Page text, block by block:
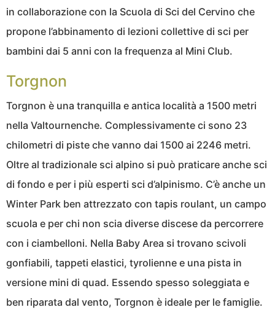
in collaborazione con la Scuola di Sci del Cervino che
propone l’abbinamento di lezioni collettive di sci per
bambini dai 5 anni con la frequenza al Mini Club.
Torgnon
Torgnon è una tranquilla e antica località a 1500 metri
nella Valtournenche. Complessivamente ci sono 23
chilometri di piste che vanno dai 1500 ai 2246 metri.
Oltre al tradizionale sci alpino si può praticare anche sci
di fondo e per i più esperti sci d’alpinismo. C’è anche un
Winter Park ben attrezzato con tapis roulant, un campo
scuola e per chi non scia diverse discese da percorrere
con i ciambelloni. Nella Baby Area si trovano scivoli
gonfiabili, tappeti elastici, tyrolienne e una pista in
versione mini di quad. Essendo spesso soleggiata e
ben riparata dal vento, Torgnon è ideale per le famiglie.